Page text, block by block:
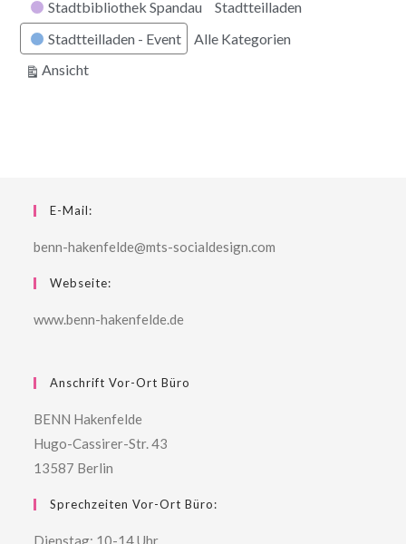
Stadtbibliothek Spandau
Stadtteilladen
Stadtteilladen - Event
Alle Kategorien
Ansichtausdrucken
E-Mail:
benn-hakenfelde@mts-socialdesign.com
Webseite:
www.benn-hakenfelde.de
Anschrift Vor-Ort Büro
BENN Hakenfelde
Hugo-Cassirer-Str. 43
13587 Berlin
Sprechzeiten Vor-Ort Büro:
Dienstag: 10-14 Uhr